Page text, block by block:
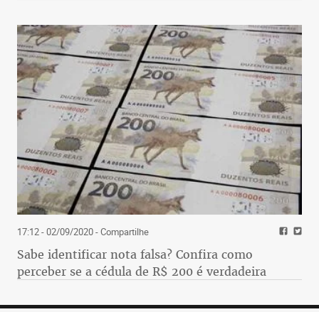
17:12 - 02/09/2020- Compartilhe
Sabe identificar nota falsa? Confira como
perceber se a cédula de R$ 200 é verdadeira